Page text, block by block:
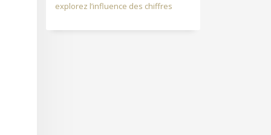
explorez l’influence des chiffres